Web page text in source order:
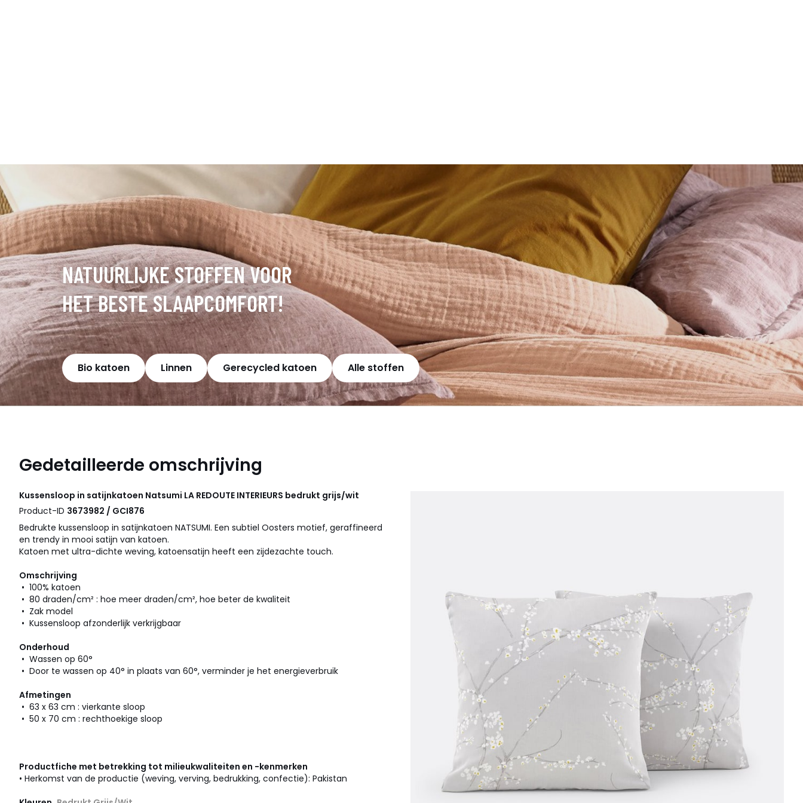
NATUURLIJKE STOFFEN VOOR
HET BESTE SLAAPCOMFORT!
Bio katoen Linnen Gerecycled katoen Alle stoffen
Gedetailleerde omschrijving
Kussensloop in satijnkatoen Natsumi LA REDOUTE INTERIEURS bedrukt grijs/wit
Product-ID 3673982 / GCI876
Bedrukte kussensloop in satijnkatoen NATSUMI. Een subtiel Oosters motief, geraffineerd
en trendy in mooi satijn van katoen.
Katoen met ultra-dichte weving, katoensatijn heeft een zijdezachte touch.
Omschrijving
• 100% katoen
• 80 draden/cm² : hoe meer draden/cm², hoe beter de kwaliteit
• Zak model
• Kussensloop afzonderlijk verkrijgbaar
Onderhoud
• Wassen op 60°
• Door te wassen op 40° in plaats van 60°, verminder je het energieverbruik
Afmetingen
• 63 x 63 cm : vierkante sloop
• 50 x 70 cm : rechthoekige sloop
Productfiche met betrekking tot milieukwaliteiten en -kenmerken
• Herkomst van de productie (weving, verving, bedrukking, confectie): Pakistan